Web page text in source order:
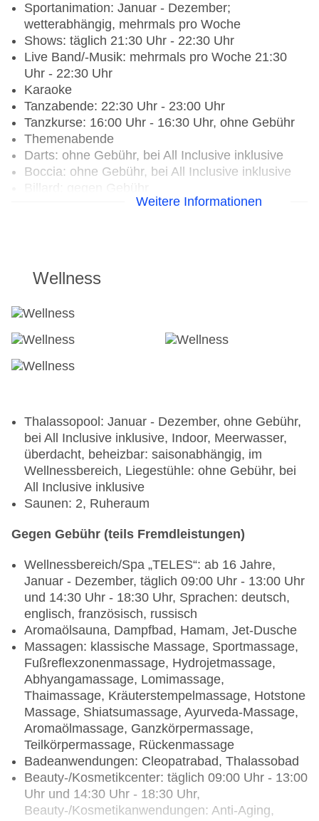
Sportanimation: Januar - Dezember;
wetterabhängig, mehrmals pro Woche
Shows: täglich 21:30 Uhr - 22:30 Uhr
Live Band/-Musik: mehrmals pro Woche 21:30
Uhr - 22:30 Uhr
Karaoke
Tanzabende: 22:30 Uhr - 23:00 Uhr
Tanzkurse: 16:00 Uhr - 16:30 Uhr, ohne Gebühr
Themenabende
Darts: ohne Gebühr, bei All Inclusive inklusive
Boccia: ohne Gebühr, bei All Inclusive inklusive
Weitere Informationen
Wellness
Thalassopool: Januar - Dezember, ohne Gebühr,
bei All Inclusive inklusive, Indoor, Meerwasser,
überdacht, beheizbar: saisonabhängig, im
Wellnessbereich, Liegestühle: ohne Gebühr, bei
All Inclusive inklusive
Saunen: 2, Ruheraum
Gegen Gebühr (teils Fremdleistungen)
Wellnessbereich/Spa „TELES“: ab 16 Jahre,
Januar - Dezember, täglich 09:00 Uhr - 13:00 Uhr
und 14:30 Uhr - 18:30 Uhr, Sprachen: deutsch,
englisch, französisch, russisch
Aromaölsauna, Dampfbad, Hamam, Jet-Dusche
Massagen: klassische Massage, Sportmassage,
Fußreflexzonenmassage, Hydrojetmassage,
Abhyangamassage, Lomimassage,
Thaimassage, Kräuterstempelmassage, Hotstone
Massage, Shiatsumassage, Ayurveda-Massage,
Aromaölmassage, Ganzkörpermassage,
Teilkörpermassage, Rückenmassage
Badeanwendungen: Cleopatrabad, Thalassobad
Beauty-/Kosmetikcenter: täglich 09:00 Uhr - 13:00
Uhr und 14:30 Uhr - 18:30 Uhr,
Beauty-/Kosmetikanwendungen: Anti-Aging,